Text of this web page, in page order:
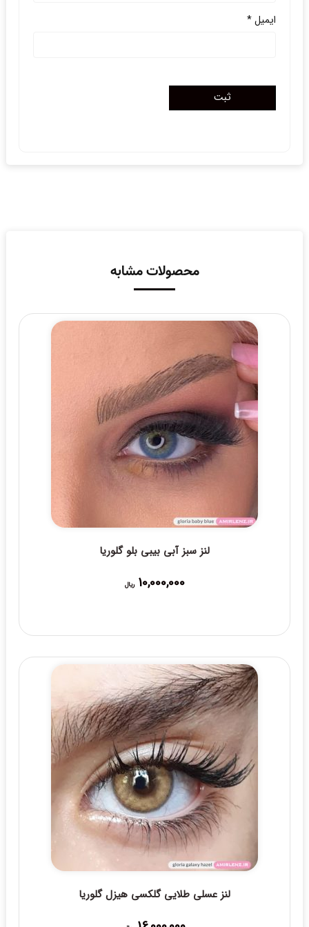
ایمیل*
محصولات مشابه
لنز سبز آبی بیبی بلو گلوریا
10,000,000 ریال
لنز عسلی طلایی گلکسی هیزل گلوریا